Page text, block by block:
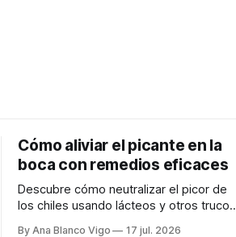
Cómo aliviar el picante en la
boca con remedios eficaces
Descubre cómo neutralizar el picor de
los chiles usando lácteos y otros trucos
By Ana Blanco Vigo 17 jul. 2026